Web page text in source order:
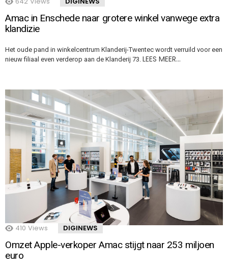
Amac in Enschede naar grotere winkel vanwege extra
klandizie
Het oude pand in winkelcentrum Klanderij-Twentec wordt verruild voor een
nieuw filiaal even verderop aan de Klanderij 73. LEES MEER…
410 Views DIGINEWS
Omzet Apple-verkoper Amac stijgt naar 253 miljoen
euro